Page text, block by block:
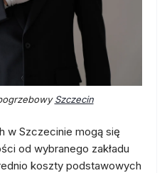
Szczecin
w Szczecinie mogą się
od wybranego zakładu
koszty podstawowych